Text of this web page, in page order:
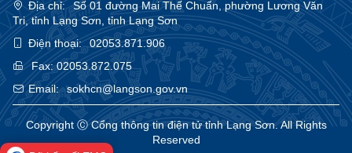
Địa chỉ:
Số 01 đường Mai Thế Chuẩn, phường Lương Văn
Tri, tỉnh Lạng Sơn, tỉnh Lạng Sơn
Điện thoại:
02053.871.906
Fax:02053.872.075
Email:
sokhcn@langson.gov.vn
Copyright Ⓒ Cổng thông tin điện tử tỉnh Lạng Sơn. All Rights
Reserved